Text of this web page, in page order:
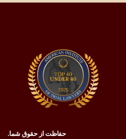
حفاظت از حقوق شما.